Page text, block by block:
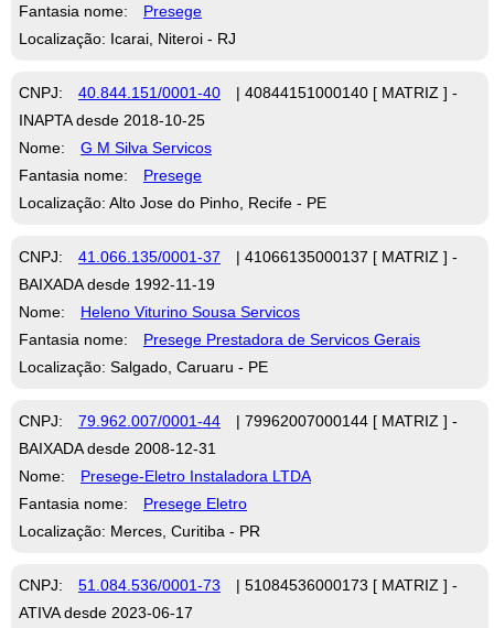
Fantasia nome:
Presege
Localização: Icarai, Niteroi - RJ
CNPJ: 40.844.151/0001-40
| 40844151000140 [ MATRIZ ] -
INAPTA desde 2018-10-25
Nome:
G M Silva Servicos
Fantasia nome:
Presege
Localização: Alto Jose do Pinho, Recife - PE
CNPJ: 41.066.135/0001-37
| 41066135000137 [ MATRIZ ] -
BAIXADA desde 1992-11-19
Nome:
Heleno Viturino Sousa Servicos
Fantasia nome:
Presege Prestadora de Servicos Gerais
Localização: Salgado, Caruaru - PE
CNPJ: 79.962.007/0001-44
| 79962007000144 [ MATRIZ ] -
BAIXADA desde 2008-12-31
Nome:
Presege-Eletro Instaladora LTDA
Fantasia nome:
Presege Eletro
Localização: Merces, Curitiba - PR
CNPJ: 51.084.536/0001-73
| 51084536000173 [ MATRIZ ] -
ATIVA desde 2023-06-17